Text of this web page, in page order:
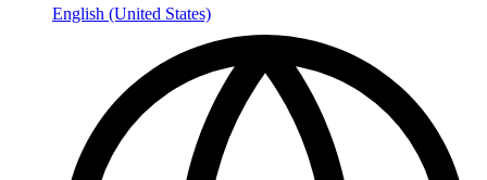
English (United States)